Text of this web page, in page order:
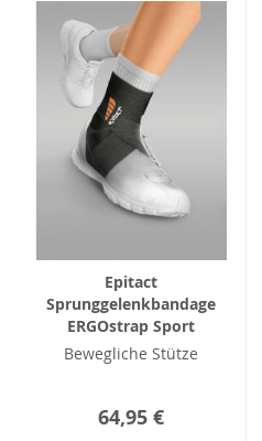
Epitact
Sprunggelenkbandage
ERGOstrap Sport
Bewegliche Stütze
64,95 €